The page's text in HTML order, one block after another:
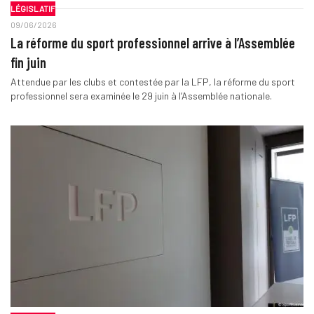
LÉGISLATIF
09/06/2026
La réforme du sport professionnel arrive à l’Assemblée
fin juin
Attendue par les clubs et contestée par la LFP, la réforme du sport
professionnel sera examinée le 29 juin à l’Assemblée nationale.